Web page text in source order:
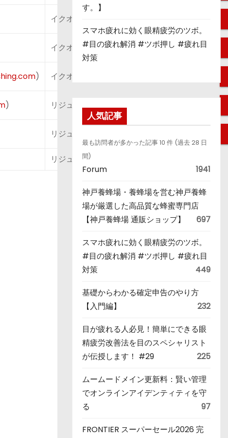
イクオス評判
イクオス公式
) イクオスex口コミ
) リジュンクーポン購入
リジュン激安
リジュン解約
す。】
スマホ疲れに効く眼精疲労のツボ。
#目の疲れ解消 #ツボ押し #疲れ目
対策
人気記事
最も訪問者が多かった記事 10 件 (過去 28 日
間)
Forum 1941
神戸養蜂場・養蜂場を営む神戸養蜂
場が厳選した高品質な蜂蜜専門店
【神戸養蜂場 通販ショップ】
697
スマホ疲れに効く眼精疲労のツボ。
#目の疲れ解消 #ツボ押し #疲れ目
対策
449
基礎からわかる確定申告のやり方
【入門編】
232
目が疲れる人必見！簡単にできる眼
精疲労改善法を目のスペシャリスト
が伝授します！ #29
225
ムームードメイン更新料：賢い管理
でオンラインアイデンティティを守
る
97
FRONTIER スーパーセール2026 完